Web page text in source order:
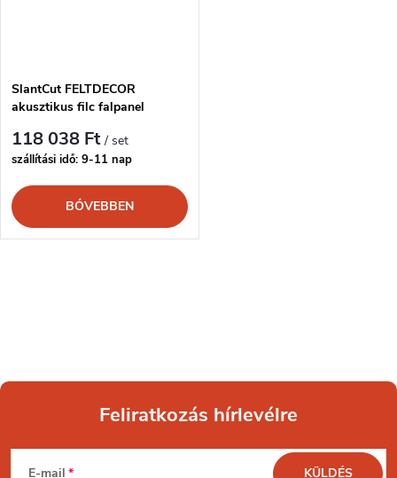
SlantCut FELTDECOR
akusztikus filc falpanel
118 038 Ft/ set
szállítási idő: 9-11 nap
BŐVEBBEN
L
Feliratkozás hírlevélre
E-mail KÜLDÉS